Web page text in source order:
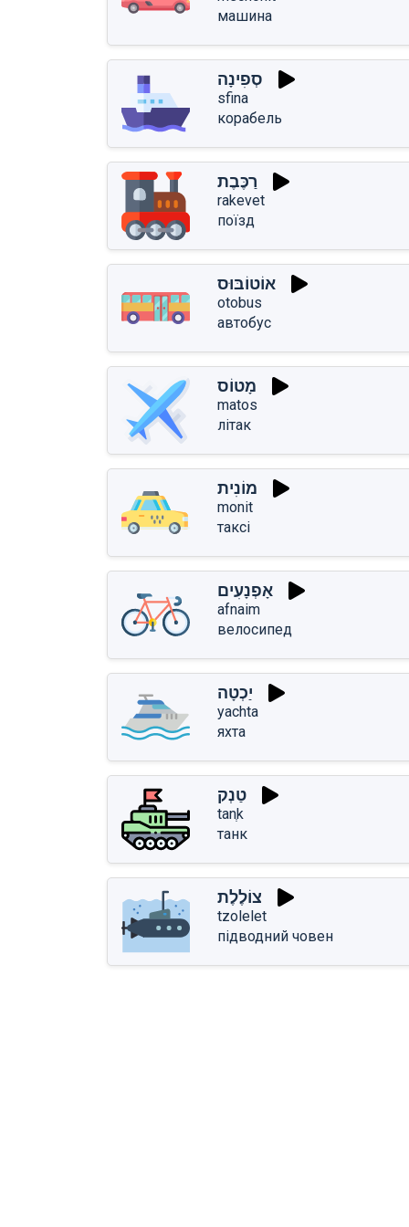
машина
סְפִינָה
sfina
корабель
רַכֶּבֶת
rakevet
поїзд
אוֹטוֹבּוּס
otobus
автобус
מָטוֹס
matos
літак
מוֹנִית
monit
таксі
אָפְנָעִים
afnaim
велосипед
יַכְטָה
yachta
яхта
טַנְק
tanְk
танк
צוֹלֶלֶת
tzolelet
підводний човен